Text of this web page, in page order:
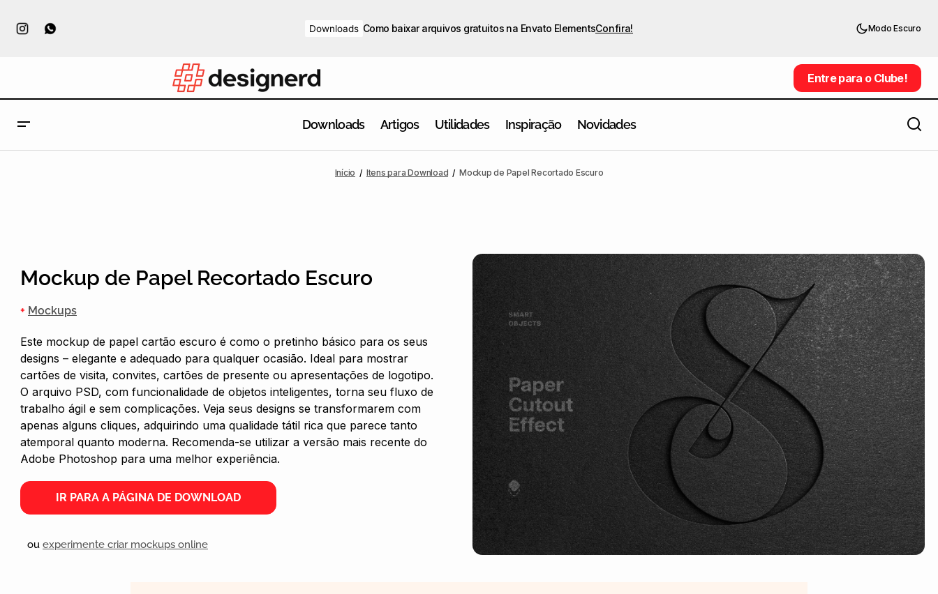
Downloads Como baixar arquivos gratuitos na Envato ElementsConfira! Modo Escuro
Entre para o Clube!
Entre para o Clube!
Downloads Artigos Utilidades Inspiração Novidades
Início Itens para Download Mockup de Papel Recortado Escuro
Mockup de Papel Recortado Escuro
+ Mockups
Este mockup de papel cartão escuro é como o pretinho básico para os seus
designs – elegante e adequado para qualquer ocasião. Ideal para mostrar
cartões de visita, convites, cartões de presente ou apresentações de logotipo.
O arquivo PSD, com funcionalidade de objetos inteligentes, torna seu fluxo de
trabalho ágil e sem complicações. Veja seus designs se transformarem com
apenas alguns cliques, adquirindo uma qualidade tátil rica que parece tanto
atemporal quanto moderna. Recomenda-se utilizar a versão mais recente do
Adobe Photoshop para uma melhor experiência.
IR PARA A PÁGINA DE DOWNLOAD
ou experimente criar mockups online